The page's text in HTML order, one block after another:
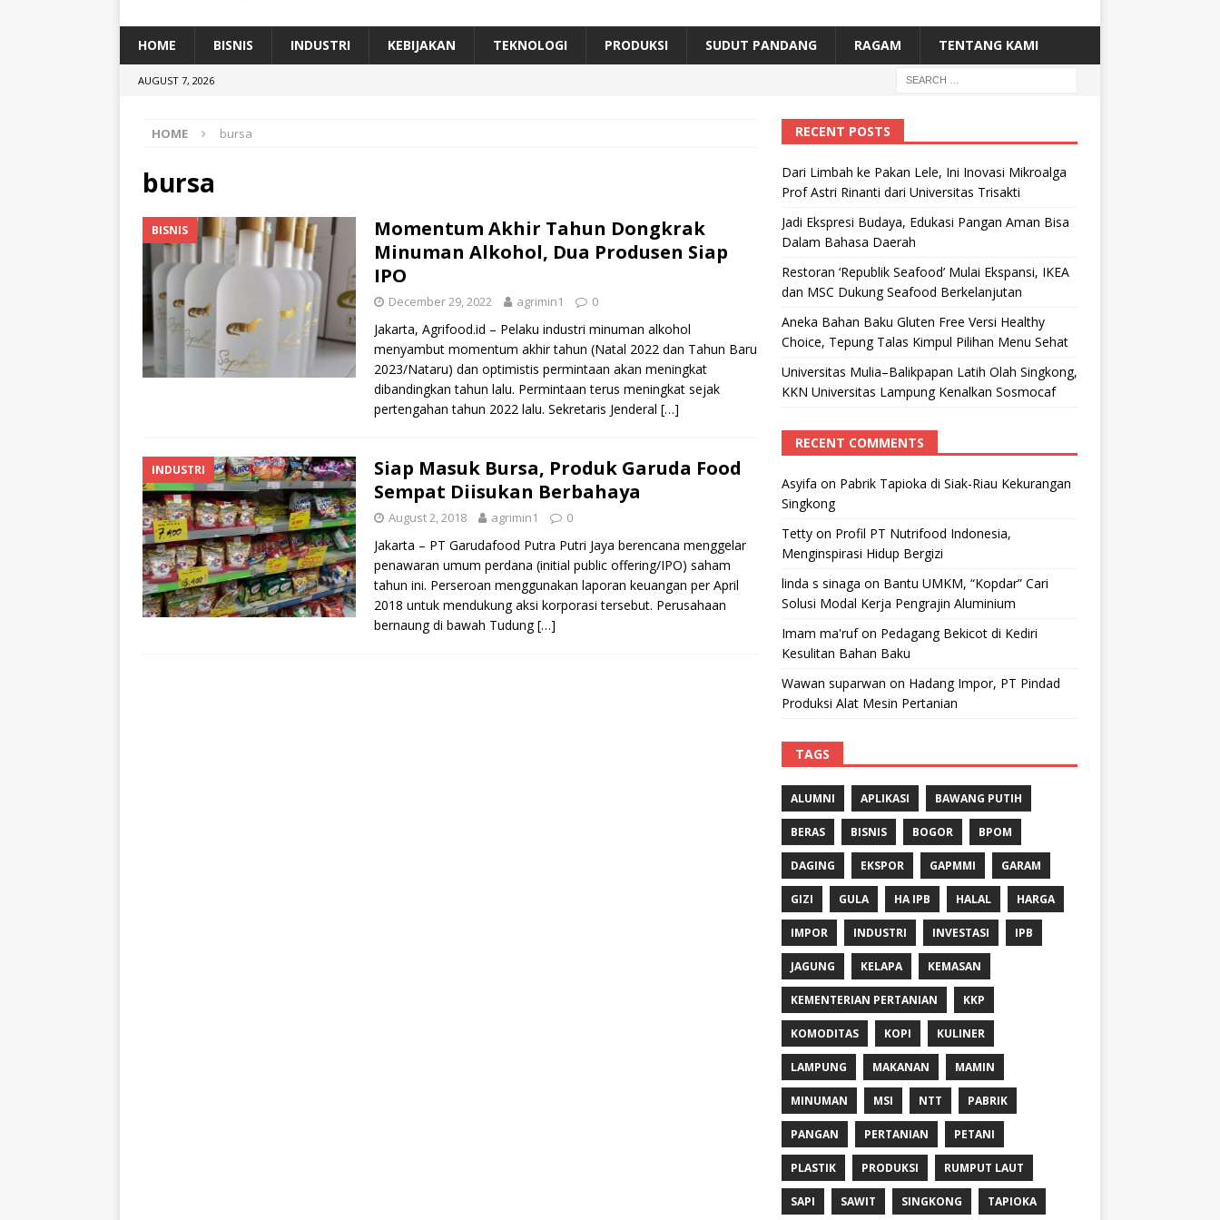
[ July 11, 2026 ] Dari Limbah ke Pakan Lele, Ini Inovasi Mikroalga Prof Astri Rinanti dari Universitas Trisakti
HOME BISNIS INDUSTRI KEBIJAKAN TEKNOLOGI PRODUKSI SUDUT PANDANG RAGAM TENTANG KAMI
AUGUST 7, 2026
HOME bursa
bursa
BISNIS
Momentum Akhir Tahun Dongkrak
Minuman Alkohol, Dua Produsen Siap
IPO
December 29, 2022 agrimin1 0
Jakarta, Agrifood.id – Pelaku industri minuman alkohol
menyambut momentum akhir tahun (Natal 2022 dan Tahun Baru
2023/Nataru) dan optimistis permintaan akan meningkat
dibandingkan tahun lalu. Permintaan terus meningkat sejak
pertengahan tahun 2022 lalu. Sekretaris Jenderal […]
INDUSTRI
Siap Masuk Bursa, Produk Garuda Food
Sempat Diisukan Berbahaya
August 2, 2018 agrimin1 0
Jakarta – PT Garudafood Putra Putri Jaya berencana menggelar
penawaran umum perdana (initial public offering/IPO) saham
tahun ini. Perseroan menggunakan laporan keuangan per April
2018 untuk mendukung aksi korporasi tersebut. Perusahaan
bernaung di bawah Tudung[…]
RECENT POSTS
Dari Limbah ke Pakan Lele, Ini Inovasi Mikroalga
Prof Astri Rinanti dari Universitas Trisakti
Jadi Ekspresi Budaya, Edukasi Pangan Aman Bisa
Dalam Bahasa Daerah
Restoran ‘Republik Seafood’ Mulai Ekspansi, IKEA
dan MSC Dukung Seafood Berkelanjutan
Aneka Bahan Baku Gluten Free Versi Healthy
Choice, Tepung Talas Kimpul Pilihan Menu Sehat
Universitas Mulia–Balikpapan Latih Olah Singkong,
KKN Universitas Lampung Kenalkan Sosmocaf
RECENT COMMENTS
Asyifa on Pabrik Tapioka di Siak-Riau Kekurangan
Singkong
Tettyon Profil PT Nutrifood Indonesia,
Menginspirasi Hidup Bergizi
linda s sinaga on Bantu UMKM, “Kopdar” Cari
Solusi Modal Kerja Pengrajin Aluminium
Imam ma'rufon Pedagang Bekicot di Kediri
Kesulitan Bahan Baku
Wawan suparwan on Hadang Impor, PT Pindad
Produksi Alat Mesin Pertanian
TAGS
ALUMNI APLIKASI BAWANG PUTIH
BERAS BISNIS BOGOR BPOM
DAGING EKSPOR GAPMMI GARAM
GIZI GULA HA IPB HALAL HARGA
IMPOR INDUSTRI INVESTASI IPB
JAGUNG KELAPA KEMASAN
KEMENTERIAN PERTANIAN KKP
KOMODITAS KOPI KULINER
LAMPUNG MAKANAN MAMIN
MINUMAN MSI NTT PABRIK
PANGAN PERTANIAN PETANI
PLASTIK PRODUKSI RUMPUT LAUT
SAPI SAWIT SINGKONG TAPIOKA